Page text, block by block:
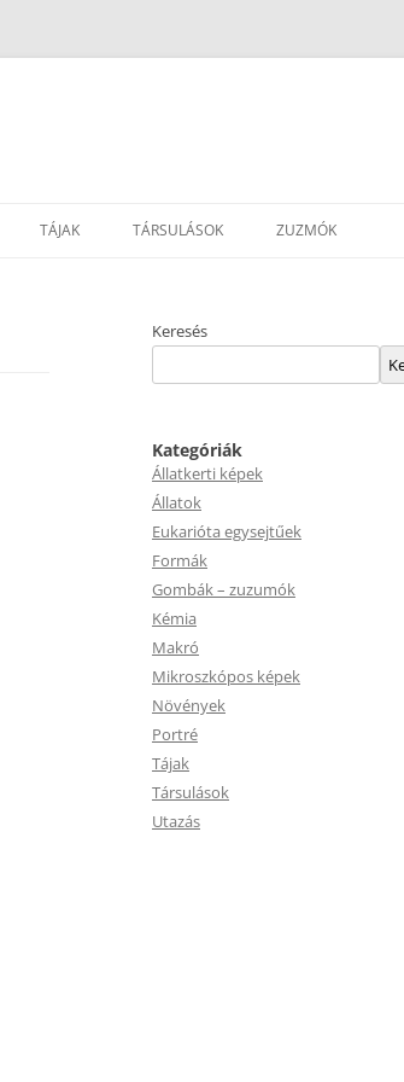
TÁJAK TÁRSULÁSOK ZUZMÓK
Keresés
Kategóriák
Állatkerti képek
Állatok
Eukarióta egysejtűek
Formák
Gombák – zuzumók
Kémia
Makró
Mikroszkópos képek
Növények
Portré
Tájak
Társulások
Utazás